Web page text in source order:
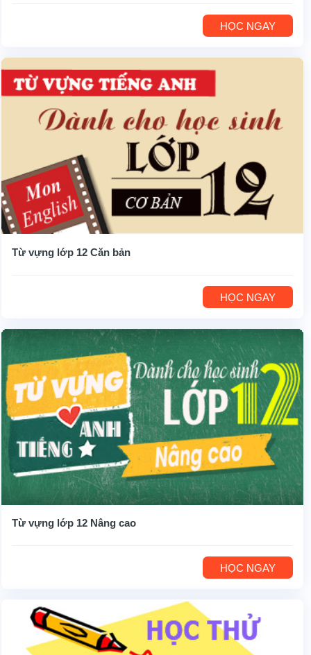
HỌC NGAY
Từ vựng lớp 12 Căn bản
HỌC NGAY
Từ vựng lớp 12 Nâng cao
HỌC NGAY